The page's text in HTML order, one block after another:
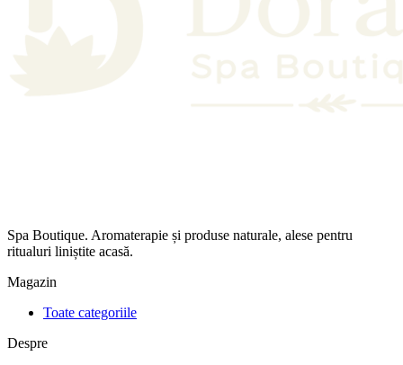
Spa Boutique. Aromaterapie și produse naturale, alese pentru
ritualuri liniștite acasă.
Magazin
Toate categoriile
Despre